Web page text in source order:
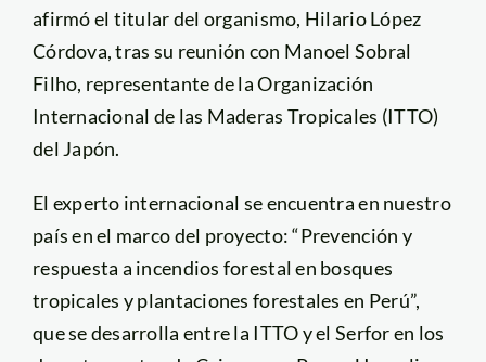
afirmó el titular del organismo, Hilario López
Córdova, tras su reunión con Manoel Sobral
Filho, representante de la Organización
Internacional de las Maderas Tropicales (ITTO)
del Japón.
El experto internacional se encuentra en nuestro
país en el marco del proyecto: “Prevención y
respuesta a incendios forestal en bosques
tropicales y plantaciones forestales en Perú”,
que se desarrolla entre la ITTO y el Serfor en los